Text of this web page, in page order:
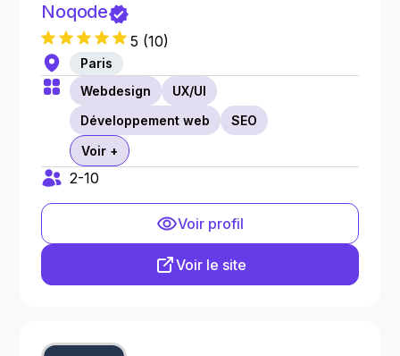
Noqode
5 (10)
Paris
Webdesign
UX/UI
Développement web
SEO
Voir +
2-10
Voir profil
Voir le site